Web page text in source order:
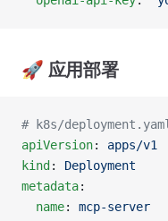
🚀 应用部署
# k8s/deployment.yaml
apiVersion: apps/v1
kind : Deployment
metadata:
  name
: mcp-server